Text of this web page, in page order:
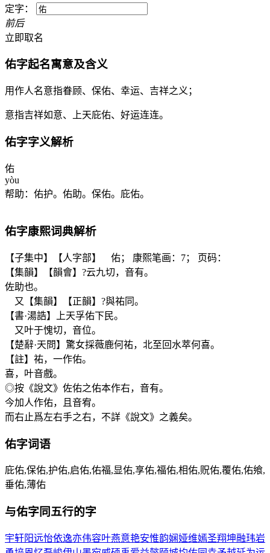
定字：
前后
立即取名
佑字起名寓意及含义
用作人名意指眷顾、保佑、幸运、吉祥之义；
意指吉祥如意、上天庇佑、好运连连。
佑字字义解析
佑
yòu
帮助：佑护。佑助。保佑。庇佑。
佑字康熙词典解析
【子集中】【人字部】 佑； 康熙笔画：7； 页码：
【集韻】【韻會】?云九切，音有。
佐助也。
又【集韻】【正韻】?與祐同。
【書·湯誥】上天孚佑下民。
又叶于愧切，音位。
【楚辭·天問】驚女採薇鹿何祐，北至回水萃何喜。
【註】祐，一作佑。
喜，叶音戲。
◎按《說文》佐佑之佑本作右，音有。
今加人作佑，且音宥。
而右止爲左右手之右，不詳《說文》之義矣。
佑字词语
庇佑,保佑,护佑,启佑,佑福,显佑,享佑,福佑,相佑,贶佑,覆佑,佑飨,
垂佑,薄佑
与佑字同五行的字
宇轩阳远怡依逸亦伟容叶燕意艳安惟韵娴娅维嫣圣翔坤融玮岩